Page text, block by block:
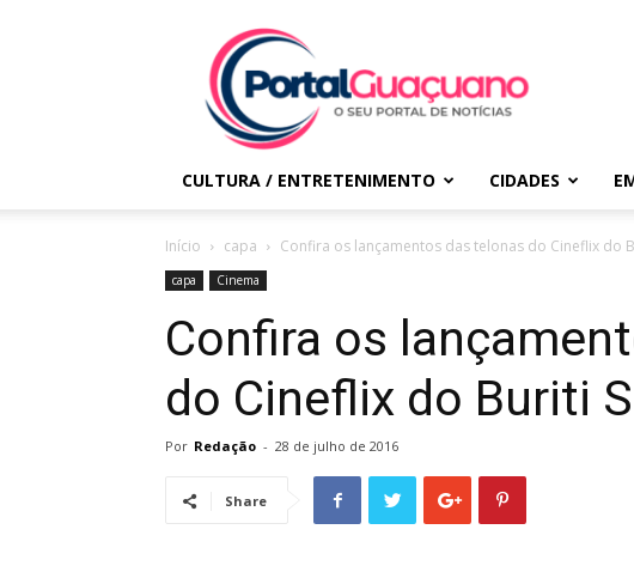
Portal
Guaçuano
CULTURA / ENTRETENIMENTO CIDADES
Início capa Confira os lançamentos das telonas do Cineflix do
capa Cinema
Confira os
do Cineflix do Buriti
Por Redação - 28 de julho de 2016
Share